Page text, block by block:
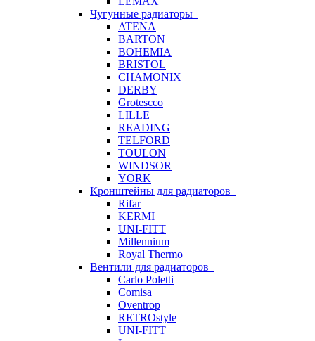
Чугунные радиаторы
ATENA
BARTON
BOHEMIA
BRISTOL
CHAMONIX
DERBY
Grotescco
LILLE
READING
TELFORD
TOULON
WINDSOR
YORK
Кронштейны для радиаторов
Rifar
KERMI
UNI-FITT
Millennium
Royal Thermo
Вентили для радиаторов
Carlo Poletti
Comisa
Oventrop
RETROstyle
UNI-FITT